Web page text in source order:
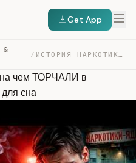
Get App
&
/ ИСТОРИЯ НАРКОТИКОВ В СССР: НА ЧЕМ ТОРЧАЛИ В СОВЕТСКОМ С… — TRANSCRIPT
чем ТОРЧАЛИ в
сна